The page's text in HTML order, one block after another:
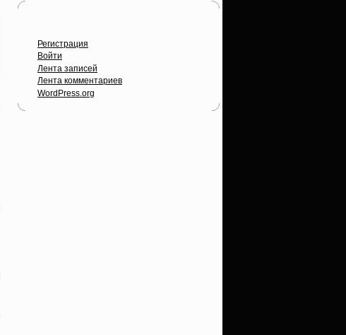
Регистрация
Войти
Лента записей
Лента комментариев
WordPress.org